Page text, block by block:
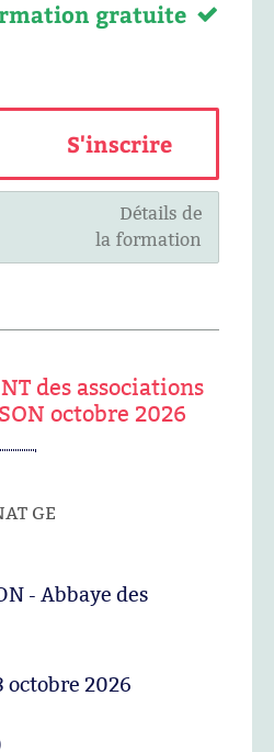
gratuite
S'inscrire
Détails de
la formation
des associations
octobre 2026
GE
- Abbaye des
octobre 2026